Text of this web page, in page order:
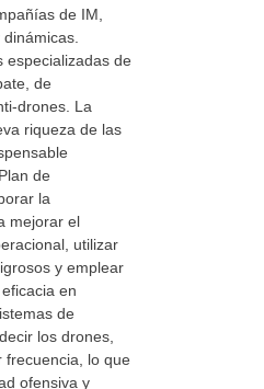
de IM,
especializadas de
de
drones. La
riqueza de las
de
la
mejorar el
utilizar
y emplear
en
de
los drones,
frecuencia, lo que
ofensiva y